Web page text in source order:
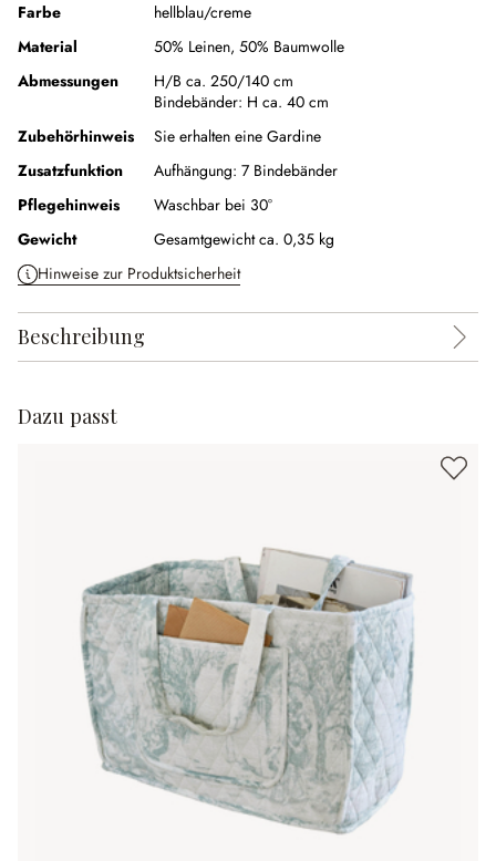
Farbe
hellblau/creme
Material
50% Leinen, 50% Baumwolle
Abmessungen
H/B ca. 250/140 cm
Bindebänder: H ca. 40 cm
Zubehörhinweis
Sie erhalten eine Gardine
Zusatzfunktion
Aufhängung: 7 Bindebänder
Pflegehinweis
Waschbar bei 30°
Gewicht
Gesamtgewicht ca. 0,35 kg
Hinweise zur Produktsicherheit
Beschreibung
Dazu passt